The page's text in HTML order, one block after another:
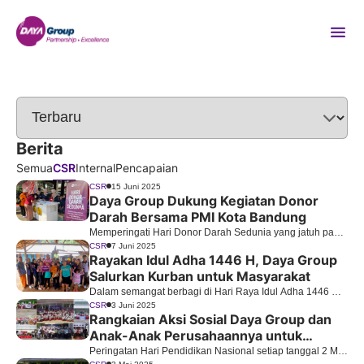
Berita
SemuaCSRInternalPencapaian
CSR 15 Juni 2025
Daya Group Dukung Kegiatan Donor
Darah Bersama PMI Kota Bandung
Memperingati Hari Donor Darah Sedunia yang jatuh pada
tanggal 14 Juni 2025, Daya Group menunjukkan
komitmennya terhadap kemanusiaan dengan mendukung
kegiatan donor darah yang diselenggarakan oleh Palang
Merah Indonesia (PMI) Kota Bandung.
CSR 7 Juni 2025
Rayakan Idul Adha 1446 H, Daya Group
Salurkan Kurban untuk Masyarakat
Dalam semangat berbagi di Hari Raya Idul Adha 1446 H,
Daya Group kembali menyalurkan hewan kurban sebagai
bagian dari komitmen sosial perusahaan. Tahun ini,
penyaluran dilakukan di wilayah sekitar Tempat
Pembuangan Akhir (TPA) Sarimukti.
CSR 3 Juni 2025
Rangkaian Aksi Sosial Daya Group dan
Anak-Anak Perusahaannya untuk
Memperingati Hari Pendidikan Nasional
Peringatan Hari Pendidikan Nasional setiap tanggal 2 Mei